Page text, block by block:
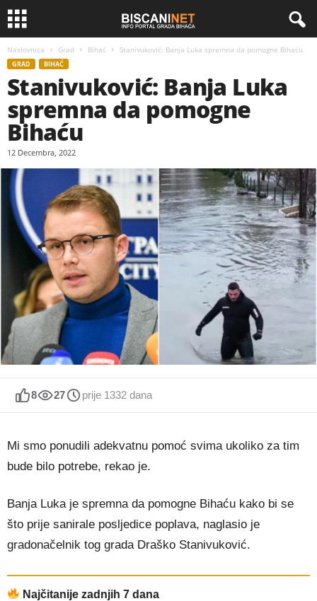
Naslovnica Grad Bihać Stanivuković: Banja Luka spremna da pomogne Bihaću
GRAD BIHAĆ
Stanivuković: Banja Luka
spremna da pomogne
Bihaću
12 Decembra, 2022
8 27 prije 1332 dana
Mi smo ponudili adekvatnu pomoć svima ukoliko za tim
bude bilo potrebe, rekao je.
Banja Luka je spremna da pomogne Bihaću kako bi se
što prije sanirale posljedice poplava, naglasio je
gradonačelnik tog grada Draško Stanivuković.
Najčitanije zadnjih 7 dana